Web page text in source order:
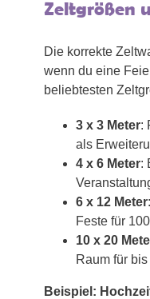
Zeltgrößen
Die korrekte
wenn du eine
beliebtesten
3 x 3 Meter:
als
4 x 6 Meter:
6 x 12 Meter
Feste für
10 x 20
Raum für
Beispiel: